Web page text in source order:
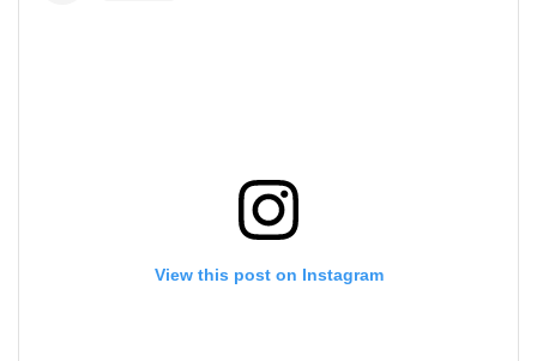
View this post on Instagram